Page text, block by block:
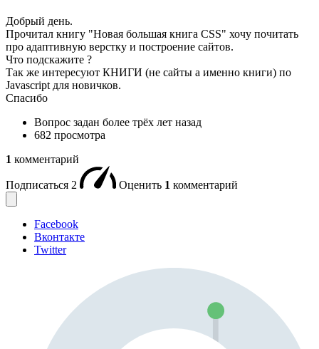
Добрый день.
Прочитал книгу "Новая большая книга CSS" хочу почитать
про адаптивную верстку и построение сайтов.
Что подскажите ?
Так же интересуют КНИГИ (не сайты а именно книги) по
Javascript для новичков.
Спасибо
Вопрос задан более трёх лет назад
682 просмотра
1 комментарий
Подписаться 2 Оценить 1 комментарий
Facebook
Вконтакте
Twitter